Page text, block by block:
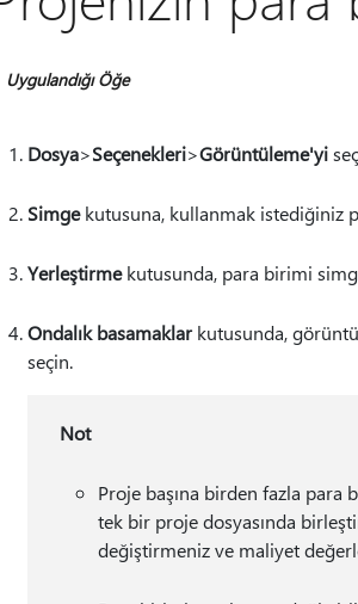
Uygulandığı Öğe
Dosya>Seçenekleri>Görüntüleme'yi
Simgekutusuna, kullanmak istediğiniz
Yerleştirmekutusunda, para birimi
Ondalık basamaklarkutusunda,
seçin.
Not
Proje başına birden fazla para
tek bir proje dosyasında
değiştirmeniz ve maliyet